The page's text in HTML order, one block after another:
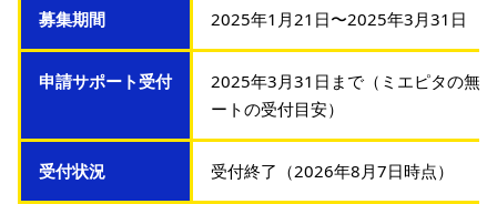
募集期間 2025年1月21日〜2025年3月31日
申請サポート受付
2025年3月31日まで（ミエピタの無
ートの受付目安）
受付状況 受付終了（2026年8月7日時点）